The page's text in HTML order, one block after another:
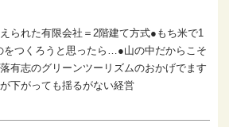
られた有限会社＝2階建て方式●もち米で1
をつくろうと思ったら…●山の中だからこそ
有志のグリーンツーリズムのおかげでます
下がっても揺るがない経営